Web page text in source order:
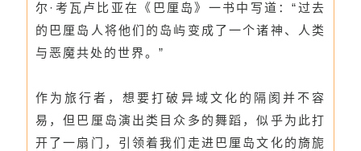
尔·考瓦卢比亚在《巴厘岛》一书中写道：“过去
的巴厘岛人将他们的岛屿变成了一个诸神、人类
与恶魔共处的世界。”
作为旅行者，想要打破异域文化的隔阂并不容
易，但巴厘岛演出类目众多的舞蹈，似乎为此打
开了一扇门，引领着我们走进巴厘岛文化的旖旎